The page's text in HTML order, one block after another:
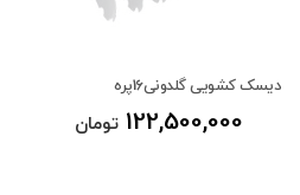
دیسک کشویی گلدونی16پره
122,500,000 تومان